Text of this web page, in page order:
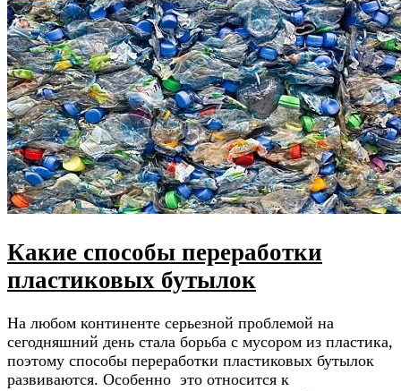
Какие способы переработки
пластиковых бутылок
На любом континенте серьезной проблемой на
сегодняшний день стала борьба с мусором из пластика,
поэтому способы переработки пластиковых бутылок
развиваются. Особенно это относится к